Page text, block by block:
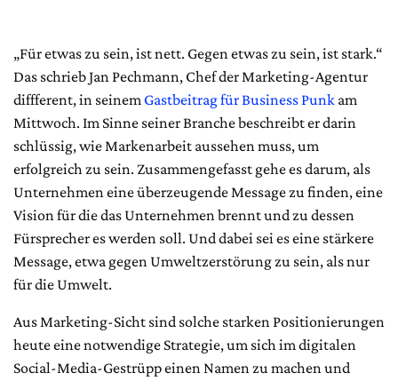
„Für etwas zu sein, ist nett. Gegen etwas zu sein, ist stark.“
Das schrieb Jan Pechmann, Chef der Marketing-Agentur
diffferent, in seinem Gastbeitrag für Business Punk am
Mittwoch. Im Sinne seiner Branche beschreibt er darin
schlüssig, wie Markenarbeit aussehen muss, um
erfolgreich zu sein. Zusammengefasst gehe es darum, als
Unternehmen eine überzeugende Message zu finden, eine
Vision für die das Unternehmen brennt und zu dessen
Fürsprecher es werden soll. Und dabei sei es eine stärkere
Message, etwa gegen Umweltzerstörung zu sein, als nur
für die Umwelt.
Aus Marketing-Sicht sind solche starken Positionierungen
heute eine notwendige Strategie, um sich im digitalen
Social-Media-Gestrüpp einen Namen zu machen und